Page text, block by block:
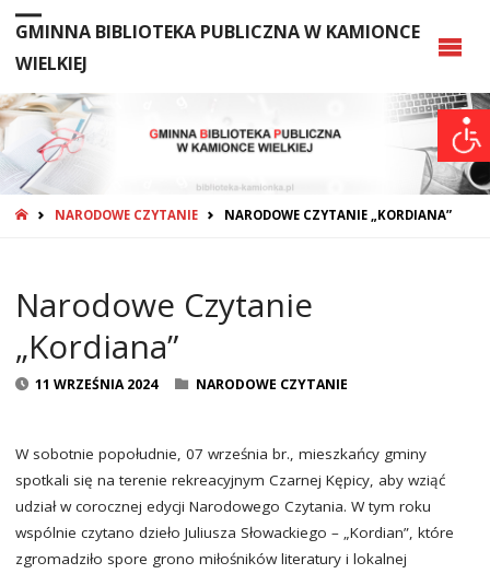
GMINNA BIBLIOTEKA PUBLICZNA W KAMIONCE
WIELKIEJ
STRONA
NARODOWE CZYTANIE NARODOWE CZYTANIE „KORDIANA”
Narodowe Czytanie
„Kordiana”
11 WRZEŚNIA 2024 NARODOWE CZYTANIE
W sobotnie popołudnie, 07 września br., mieszkańcy gminy
spotkali się na terenie rekreacyjnym Czarnej Kępicy, aby wziąć
udział w corocznej edycji Narodowego Czytania. W tym roku
wspólnie czytano dzieło Juliusza Słowackiego – „Kordian”, które
zgromadziło spore grono miłośników literatury i lokalnej